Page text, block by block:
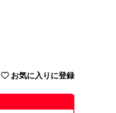
お気に入りに登録